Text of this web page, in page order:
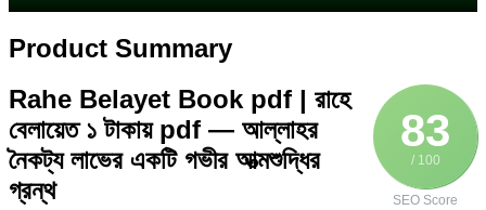
Product Summary
83
/ 100
SEO Score
Rahe Belayet Book pdf | রাহে
বেলায়েত ১ টাকায় pdf — আল্লাহর
নৈকট্য লাভের একটি গভীর আত্মশুদ্ধির
গ্রন্থ